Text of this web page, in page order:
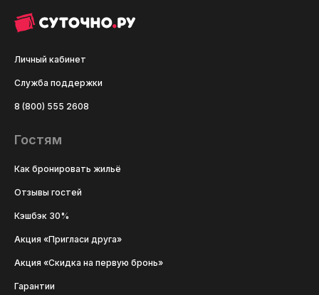
Личный кабинет
Служба поддержки
8 (800) 555 2608
Гостям
Как бронировать жильё
Отзывы гостей
Кэшбэк 30%
Акция «Пригласи друга»
Акция «Скидка на первую бронь»
Гарантии